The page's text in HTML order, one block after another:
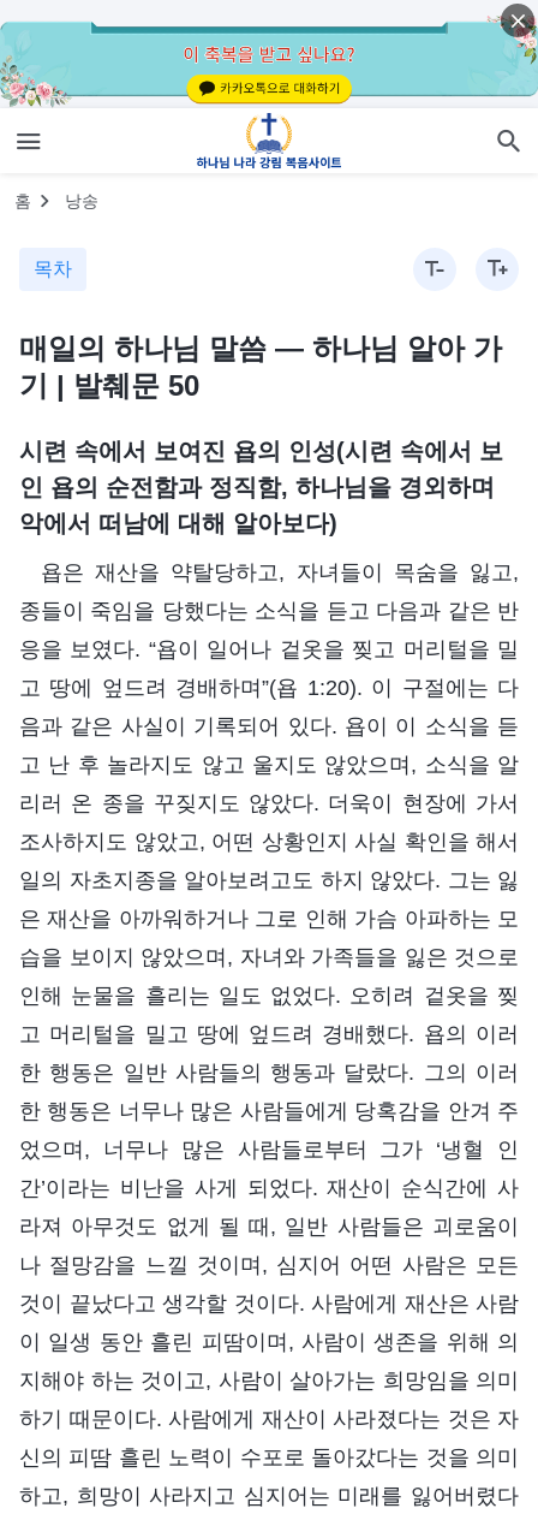
홈 낭송
목차
매일의 하나님 말씀 ― 하나님 알아 가
기 | 발췌문 50
시련 속에서 보여진 욥의 인성(시련 속에서 보
인 욥의 순전함과 정직함, 하나님을 경외하며
악에서 떠남에 대해 알아보다)
욥은 재산을 약탈당하고, 자녀들이 목숨을 잃고,
종들이 죽임을 당했다는 소식을 듣고 다음과 같은 반
응을 보였다. “욥이 일어나 겉옷을 찢고 머리털을 밀
고 땅에 엎드려 경배하며”(욥 1:20). 이 구절에는 다
음과 같은 사실이 기록되어 있다. 욥이 이 소식을 듣
고 난 후 놀라지도 않고 울지도 않았으며, 소식을 알
리러 온 종을 꾸짖지도 않았다. 더욱이 현장에 가서
조사하지도 않았고, 어떤 상황인지 사실 확인을 해서
일의 자초지종을 알아보려고도 하지 않았다. 그는 잃
은 재산을 아까워하거나 그로 인해 가슴 아파하는 모
습을 보이지 않았으며, 자녀와 가족들을 잃은 것으로
인해 눈물을 흘리는 일도 없었다. 오히려 겉옷을 찢
고 머리털을 밀고 땅에 엎드려 경배했다. 욥의 이러
한 행동은 일반 사람들의 행동과 달랐다. 그의 이러
한 행동은 너무나 많은 사람들에게 당혹감을 안겨 주
었으며, 너무나 많은 사람들로부터 그가 ‘냉혈 인
간’이라는 비난을 사게 되었다. 재산이 순식간에 사
라져 아무것도 없게 될 때, 일반 사람들은 괴로움이
나 절망감을 느낄 것이며, 심지어 어떤 사람은 모든
것이 끝났다고 생각할 것이다. 사람에게 재산은 사람
이 일생 동안 흘린 피땀이며, 사람이 생존을 위해 의
지해야 하는 것이고, 사람이 살아가는 희망임을 의미
하기 때문이다. 사람에게 재산이 사라졌다는 것은 자
신의 피땀 흘린 노력이 수포로 돌아갔다는 것을 의미
하고, 희망이 사라지고 심지어는 미래를 잃어버렸다